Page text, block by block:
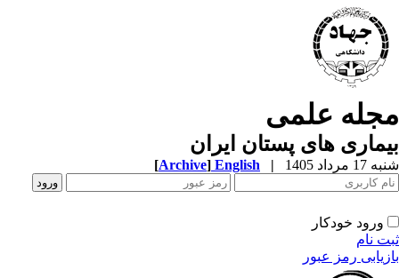
علمی
های پستان ایران
مرداد 1405 |
English
[Archive]
ورود خودکار
نام
رمز عبور